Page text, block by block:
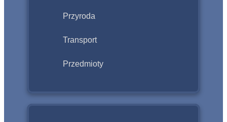
Przyroda
Transport
Przedmioty